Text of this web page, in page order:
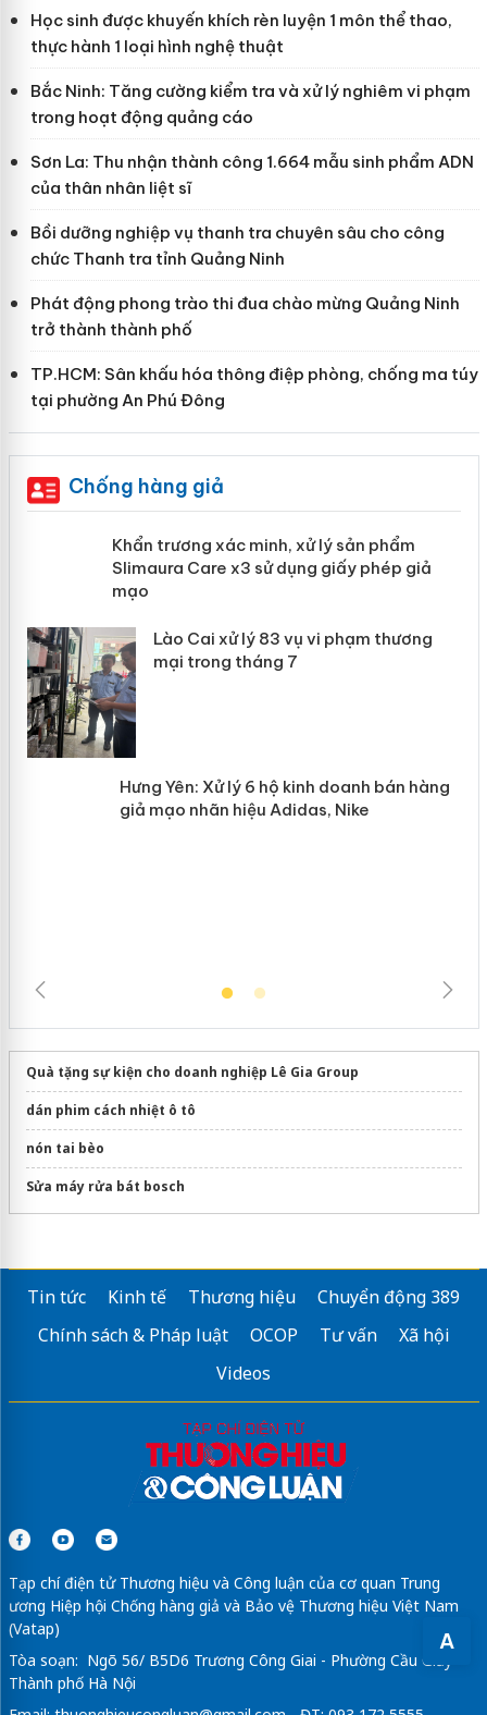
A
Học sinh được khuyến khích rèn luyện 1 môn thể thao,
thực hành 1 loại hình nghệ thuật
Bắc Ninh: Tăng cường kiểm tra và xử lý nghiêm vi phạm
trong hoạt động quảng cáo
Sơn La: Thu nhận thành công 1.664 mẫu sinh phẩm ADN
của thân nhân liệt sĩ
Bồi dưỡng nghiệp vụ thanh tra chuyên sâu cho công
chức Thanh tra tỉnh Quảng Ninh
Phát động phong trào thi đua chào mừng Quảng Ninh
trở thành thành phố
TP.HCM: Sân khấu hóa thông điệp phòng, chống ma túy
tại phường An Phú Đông
Chống hàng giả
Khẩn trương xác minh, xử lý sản phẩm
Slimaura Care x3 sử dụng giấy phép
Quà tặng sự kiện cho doanh nghiệp Lê Gia Group
dán phim cách nhiệt ô tô
nón tai bèo
Sửa máy rửa bát bosch
Tin tức Kinh tế Thương hiệu
Chuyển động 389
Chính sách & Pháp luật
OCOP Tư vấn
Xã hội
Videos
Tạp chí điện tử Thương hiệu và Công luận của cơ quan Trung
ương Hiệp hội Chống hàng giả và Bảo vệ Thương hiệu Việt Nam
(Vatap)
Tòa soạn: Ngõ 56/ B5D6 Trương Công Giai - Phường Cầu Giấy -
Thành phố Hà Nội